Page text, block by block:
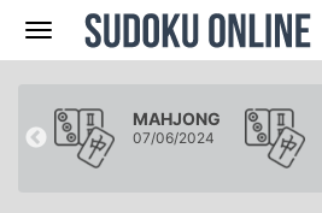
Navegación
MAHJONG
07/06/2024